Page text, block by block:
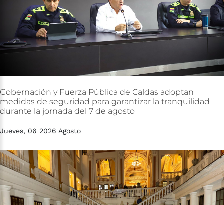
Gobernación y Fuerza Pública de Caldas adoptan
medidas de seguridad para garantizar la tranquilidad
durante la jornada del 7 de agosto
Jueves, 06 2026 Agosto